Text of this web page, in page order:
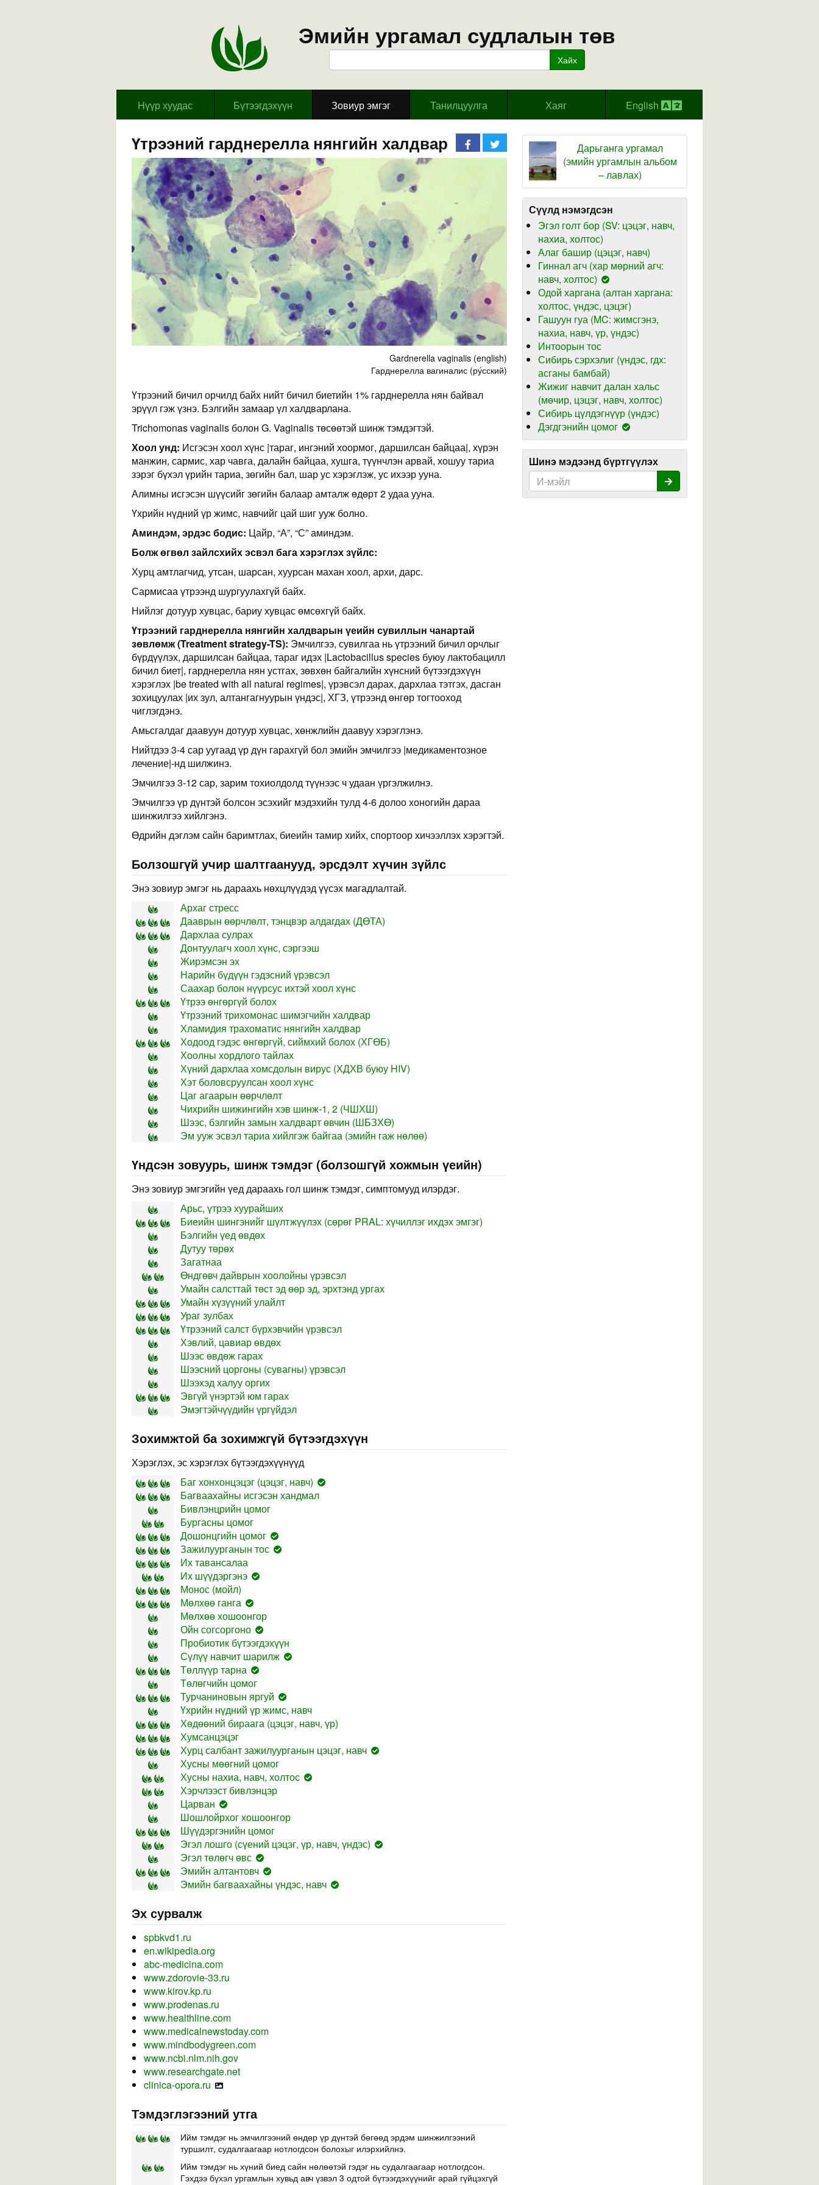
Эмийн ургамал судлалын төв
Хайх
Hүүр хуудас Бүтээгдэхүүн Зовиур эмгэг Танилцуулга Хаяг English
Үтрээний гарднерелла нянгийн халдвар
Gardnerella vaginalis (english)
Гарднерелла вагиналис (ру́сский)
Үтрээний бичил орчилд байх нийт бичил биетийн 1% гарднерелла нян байвал
эрүүл гэж үзнэ. Бэлгийн замаар үл халдварлана.
Trichomonas vaginalis болон G. Vaginalis төсөөтэй шинж тэмдэгтэй.
Хоол унд: Исгэсэн хоол хүнс |тараг, ингэний хоормог, даршилсан байцаа|, хүрэн
манжин, сармис, хар чавга, далайн байцаа, хушга, түүнчлэн арвай, хошуу тариа
зэрэг бүхэл үрийн тариа, зөгийн бал, шар ус хэрэглэж, ус ихээр ууна.
Алимны исгэсэн шүүсийг зөгийн балаар амталж өдөрт 2 удаа ууна.
Үхрийн нүдний үр жимс, навчийг цай шиг ууж болно.
Аминдэм, эрдэс бодис: Цайр, “А”, “С” аминдэм.
Болж өгвөл зайлсхийх эсвэл бага хэрэглэх зүйлс:
Хурц амтлагчид, утсан, шарсан, хуурсан махан хоол, архи, дарс.
Сармисаа үтрээнд шургуулахгүй байх.
Нийлэг дотуур хувцас, бариу хувцас өмсөхгүй байх.
Үтрээний гарднерелла нянгийн халдварын үеийн сувиллын чанартай
зөвлөмж (Treatment strategy-TS): Эмчилгээ, сувилгаа нь үтрээний бичил орчлыг
бүрдүүлэх, даршилсан байцаа, тараг идэх |Lactobacillus species буюу лактобацилл
бичил биет|, гарднерелла нян устгах, зөвхөн байгалийн хүнсний бүтээгдэхүүн
хэрэглэх |be treated with all natural regimes|, үрэвсэл дарах, дархлаа тэтгэх, дасган
зохицуулах |их зул, алтангагнуурын үндэс|, ХГЗ, үтрээнд өнгөр тогтооход
чиглэгдэнэ.
Амьсгалдаг даавуун дотуур хувцас, хөнжлийн даавуу хэрэглэнэ.
Нийтдээ 3-4 сар уугаад үр дүн гарахгүй бол эмийн эмчилгээ |медикаментозное
лечение|-нд шилжинэ.
Эмчилгээ 3-12 сар, зарим тохиолдолд түүнээс ч удаан үргэлжилнэ.
Эмчилгээ үр дүнтэй болсон эсэхийг мэдэхийн тулд 4-6 долоо хоногийн дараа
шинжилгээ хийлгэнэ.
Өдрийн дэглэм сайн баримтлах, биеийн тамир хийх, спортоор хичээллэх хэрэгтэй.
Болзошгүй учир шалтгаанууд, эрсдэлт хүчин зүйлс
Энэ зовиур эмгэг нь дараахь нөхцлүүдэд үүсэх магадлалтай.
Архаг стресс
Дааврын өөрчлөлт, тэнцвэр алдагдах (ДӨТА)
Дархлаа сулрах
Донтуулагч хоол хүнс, сэргээш
Жирэмсэн эх
Нарийн бүдүүн гэдэсний үрэвсэл
Саахар болон нүүрсус ихтэй хоол хүнс
Үтрээ өнгөргүй болох
Үтрээний трихомонас шимэгчийн халдвар
Хламидия трахоматис нянгийн халдвар
Ходоод гэдэс өнгөргүй, сиймхий болох (ХГӨБ)
Хоолны хордлого тайлах
Хүний дархлаа хомсдолын вирус (ХДХВ буюу HIV)
Хэт боловсруулсан хоол хүнс
Цаг агаарын өөрчлөлт
Чихрийн шижингийн хэв шинж-1, 2 (ЧШХШ)
Шээс, бэлгийн замын халдварт өвчин (ШБЗХӨ)
Эм ууж эсвэл тариа хийлгэж байгаа (эмийн гаж нөлөө)
Үндсэн зовуурь, шинж тэмдэг (болзошгүй хожмын үеийн)
Энэ зовиур эмгэгийн үед дараахь гол шинж тэмдэг, симптомууд илэрдэг.
Арьс, үтрээ хуурайших
Биеийн шингэнийг шүлтжүүлэх (сөрөг PRAL: хүчиллэг ихдэх эмгэг)
Бэлгийн үед өвдөх
Дутуу төрөх
Загатнаа
Өндгөвч дайврын хоолойны үрэвсэл
Умайн салсттай төст эд өөр эд, эрхтэнд ургах
Умайн хүзүүний улайлт
Ураг зулбах
Үтрээний салст бүрхэвчийн үрэвсэл
Хэвлий, цавиар өвдөх
Шээс өвдөж гарах
Шээсний цоргоны (сувагны) үрэвсэл
Шээхэд халуу оргих
Эвгүй үнэртэй юм гарах
Эмэгтэйчүүдийн үргүйдэл
Зохимжтой ба зохимжгүй бүтээгдэхүүн
Хэрэглэх, эс хэрэглэх бүтээгдэхүүнүүд
Баг хонхонцэцэг (цэцэг, навч)
Багваахайны исгэсэн хандмал
Бивлэнцрийн цомог
Бургасны цомог
Дошонцгийн цомог
Зажилуурганын тос
Их тавансалаа
Их шүүдэргэнэ
Монос (мойл)
Мөлхөө ганга
Мөлхөө хошоонгор
Ойн согсоргоно
Пробиотик бүтээгдэхүүн
Сүлүү навчит шарилж
Төллүүр тарна
Төлөгчийн цомог
Турчаниновын яргуй
Үхрийн нүдний үр жимс, навч
Хөдөөний бираага (цэцэг, навч, үр)
Хумсанцэцэг
Хурц салбант зажилуурганын цэцэг, навч
Хусны мөөгний цомог
Хусны нахиа, навч, холтос
Хэрчлээст бивлэнцэр
Царван
Шошлойрхог хошоонгор
Шүүдэргэнийн цомог
Эгэл лошго (сүений цэцэг, үр, навч, үндэс)
Эгэл төлөгч өвс
Эмийн алтантовч
Эмийн багваахайны үндэс, навч
Эх сурвалж
spbkvd1.ru
en.wikipedia.org
abc-medicina.com
www.zdorovie-33.ru
www.kirov.kp.ru
www.prodenas.ru
www.healthline.com
www.medicalnewstoday.com
www.mindbodygreen.com
www.ncbi.nlm.nih.gov
www.researchgate.net
clinica-opora.ru
Тэмдэглэгээний утга
Ийм тэмдэг нь эмчилгээний өндөр үр дүнтэй бөгөөд эрдэм шинжилгээний
туршилт, судалгаагаар нотлогдсон болохыг илэрхийлнэ.
Ийм тэмдэг нь хүний биед сайн нөлөөтэй гэдэг нь судалгаагаар нотлогдсон.
Гэхдээ бүхэл ургамлын хувьд авч үзвэл 3 одтой бүтээгдэхүүнийг арай гүйцэхгүй
Дарьганга ургамал
(эмийн ургамлын альбом
– лавлах)
Сүүлд нэмэгдсэн
Эгэл голт бор (SV: цэцэг, навч,
нахиа, холтос)
Алаг башир (цэцэг, навч)
Гиннал агч (хар мөрний агч:
навч, холтос)
Одой харгана (алтан харгана:
холтос, үндэс, цэцэг)
Гашуун гуа (MC: жимсгэнэ,
нахиа, навч, үр, үндэс)
Интоорын тос
Сибирь сэрхэлиг (үндэс, гдх:
асганы бамбай)
Жижиг навчит далан хальс
(мөчир, цэцэг, навч, холтос)
Сибирь цүлдэгнүүр (үндэс)
Дэгдгэнийн цомог
Шинэ мэдээнд бүртгүүлэх